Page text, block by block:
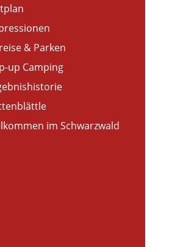
& Parken
up Camping
im Schwarzwald